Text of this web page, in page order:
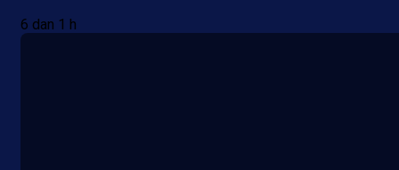
6 dan 1 h